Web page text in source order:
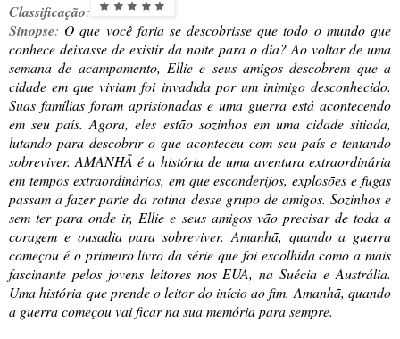
Classificação:
Sinopse: O que você faria se descobrisse que todo o mundo que
conhece deixasse de existir da noite para o dia? Ao voltar de uma
semana de acampamento, Ellie e seus amigos descobrem que a
cidade em que viviam foi invadida por um inimigo desconhecido.
Suas famílias foram aprisionadas e uma guerra está acontecendo
em seu país. Agora, eles estão sozinhos em uma cidade sitiada,
lutando para descobrir o que aconteceu com seu país e tentando
sobreviver. AMANHÃ é a história de uma aventura extraordinária
em tempos extraordinários, em que esconderijos, explosões e fugas
passam a fazer parte da rotina desse grupo de amigos. Sozinhos e
sem ter para onde ir, Ellie e seus amigos vão precisar de toda a
coragem e ousadia para sobreviver. Amanhã, quando a guerra
começou é o primeiro livro da série que foi escolhida como a mais
fascinante pelos jovens leitores nos EUA, na Suécia e Austrália.
Uma história que prende o leitor do início ao fim. Amanhã, quando
a guerra começou vai ficar na sua memória para sempre.